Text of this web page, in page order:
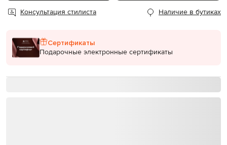
Консультация стилиста Наличие в бутиках
Сертификаты
Подарочные электронные сертификаты